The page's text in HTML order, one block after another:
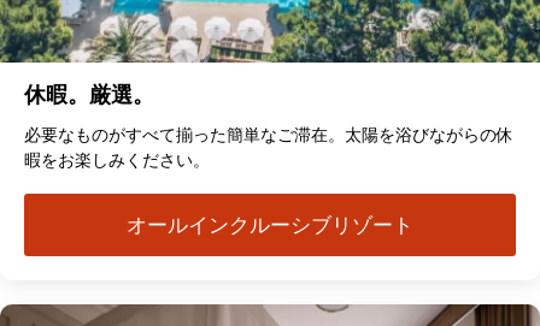
休暇。厳選。
必要なものがすべて揃った簡単なご滞在。太陽を浴びながらの休
暇をお楽しみください。
オールインクルーシブリゾート